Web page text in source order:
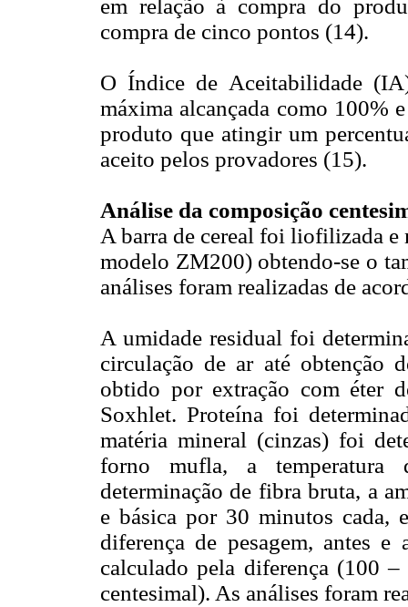
em relação à compra do
compra de cinco pontos (14).
O Índice de Aceitabilidade
máxima alcançada como 100%
produto que atingir um
aceito pelos provadores (15).
Análise da composição
A barra de cereal foi liofilizada
modelo ZM200) obtendo-se o
análises foram realizadas de
A umidade residual foi
circulação de ar até obtenção
obtido por extração com éter
Soxhlet. Proteína foi
matéria mineral (cinzas) foi
forno mufla, a temperatura
determinação de fibra bruta, a
e básica por 30 minutos cada,
diferença de pesagem, antes
calculado pela diferença (100 –
centesimal). As análises foram